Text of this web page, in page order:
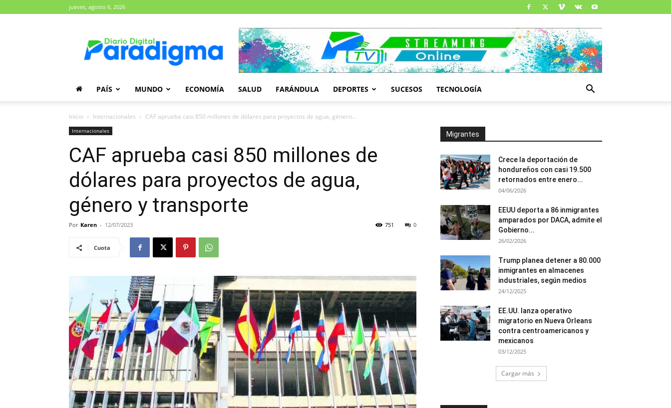
jueves, agosto 6, 2026
Paradigma
PAÍS MUNDO ECONOMÍA SALUD FARÁNDULA DEPORTES SUCESOS TECNOLOGÍA
Inicio Internacionales CAF aprueba casi 850 millones de dólares para proyectos de agua, género...
Internacionales
CAF aprueba casi 850 millones de
dólares para proyectos de agua,
género y transporte
Por Karen - 12/07/2023 0
751
Cuota
Migrantes
Crece la deportación de
hondureños con casi 19.500
retornados entre enero...
04/06/2026
EEUU deporta a 86 inmigrantes
amparados por DACA, admite el
Gobierno...
26/02/2026
Trump planea detener a 80.000
inmigrantes en almacenes
industriales, según medios
24/12/2025
EE.UU. lanza operativo
migratorio en Nueva Orleans
contra centroamericanos y
mexicanos
03/12/2025
Cargar más